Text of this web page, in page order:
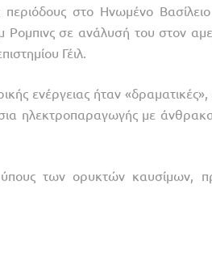
περιόδους στο Ηνωμένο
σε ανάλυσή του στον
Γέιλ.
ενέργειας ήταν
ηλεκτροπαραγωγής με
των ορυκτών καυσίμων,